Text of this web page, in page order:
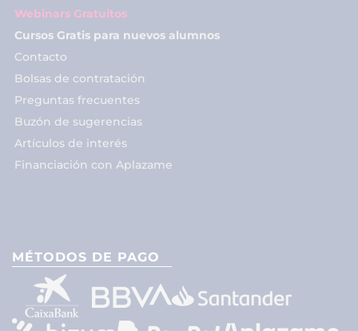
Webinars Gratuitos
Cursos Gratis para nuevos alumnos
Contacto
Bolsas de contratación
Preguntas frecuentes
Buzón de sugerencias
Artículos de interés
Financiación con Aplazame
MÉTODOS DE PAGO